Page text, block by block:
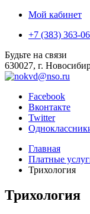
Мой кабинет
+7 (383) 363-
Будьте на связи
630027, г.
Facebook
Вконтакте
Twitter
Главная
Платные
Трихология
Трихология